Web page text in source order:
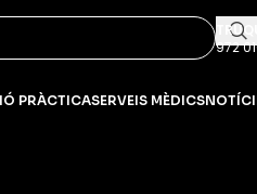
972
PRÀCTICASERVEIS MÈDICS